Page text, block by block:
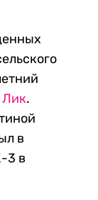
Лик.
в
3 в